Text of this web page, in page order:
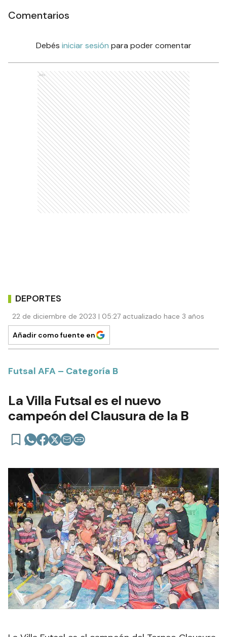
Comentarios
Debés iniciar sesión para poder comentar
Ads
DEPORTES
22 de diciembre de 2023 | 05:27 actualizado hace 3 años
Añadir como fuente en
Futsal AFA – Categoría B
La Villa Futsal es el nuevo
campeón del Clausura de la B